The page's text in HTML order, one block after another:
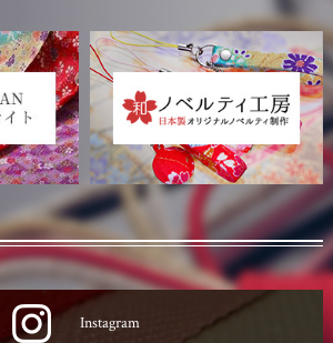
Instagram